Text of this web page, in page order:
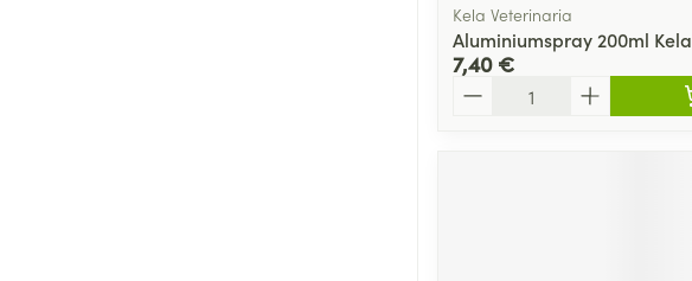
Kela Veterinaria
Aluminiumspray 200ml Kela
7,40 €